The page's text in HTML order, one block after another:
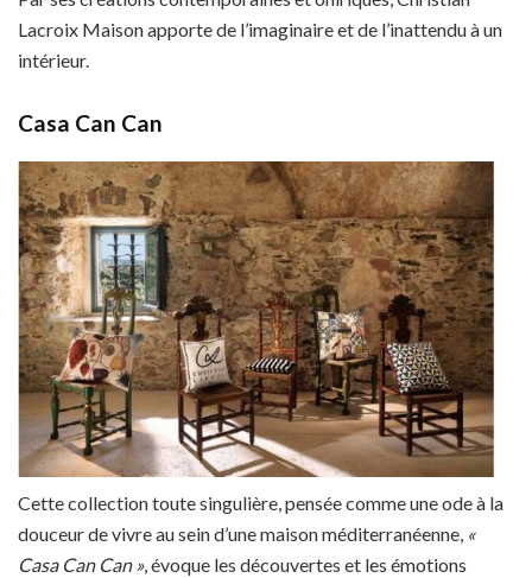
Lacroix Maison apporte de l’imaginaire et de l’inattendu à un
intérieur.
Casa Can Can
Cette collection toute singulière, pensée comme une ode à la
douceur de vivre au sein d’une maison méditerranéenne, «
Casa Can Can », évoque les découvertes et les émotions